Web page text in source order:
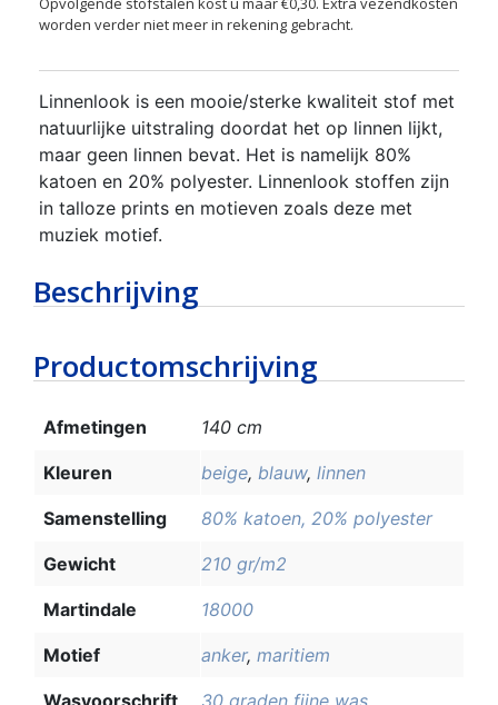
worden verder niet meer in rekening gebracht.
Linnenlook is een mooie/sterke kwaliteit stof met
natuurlijke uitstraling doordat het op linnen lijkt,
maar geen linnen bevat. Het is namelijk 80%
katoen en 20% polyester. Linnenlook stoffen zijn
in talloze prints en motieven zoals deze met
muziek motief.
Beschrijving
Productomschrijving
Afmetingen 140 cm
Kleuren beige, blauw, linnen
Samenstelling 80% katoen, 20% polyester
Gewicht 210 gr/m2
Martindale 18000
Motief anker, maritiem
Wasvoorschrift 30 graden fijne was